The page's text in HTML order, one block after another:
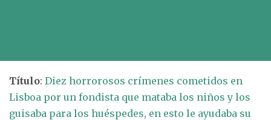
Título: Diez horrorosos crímenes cometidos en
Lisboa por un fondista que mataba los niños y los
guisaba para los huéspedes, en esto le ayudaba su